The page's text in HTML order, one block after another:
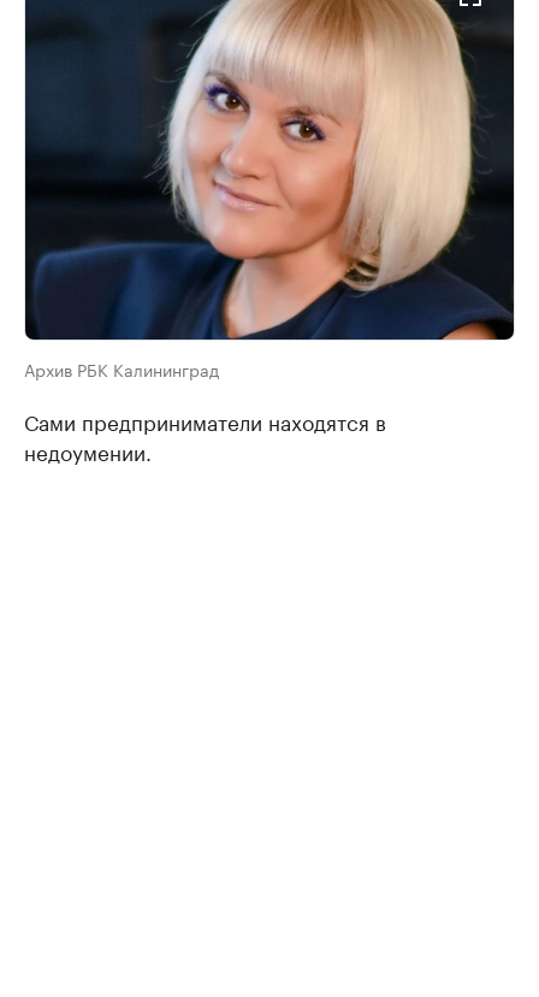
Архив РБК Калининград
Сами предприниматели находятся в
недоумении.